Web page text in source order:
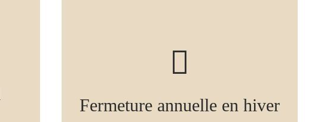
Fermeture annuelle en hiver